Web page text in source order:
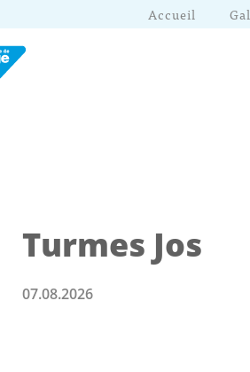
Accueil
Turmes Jos
07.08.2026